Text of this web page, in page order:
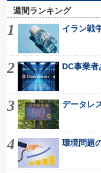
週間ランキング
イラン戦
DC事業
データレ
環境問題